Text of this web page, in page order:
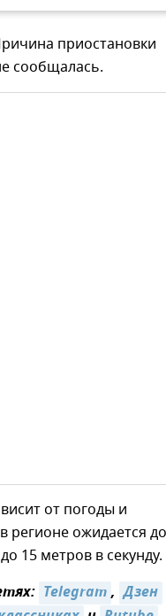
приостановки
сообщалась.
от погоды и
регионе ожидается
15 метров в секунду.
Telegram, Дзен